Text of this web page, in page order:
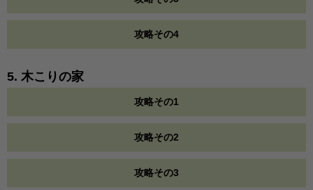
攻略その4
5. 木こりの家
攻略その1
攻略その2
攻略その3